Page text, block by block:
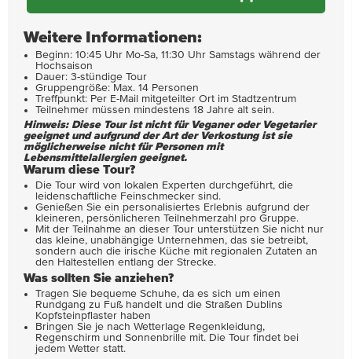
Weitere Informationen:
Beginn: 10:45 Uhr Mo-Sa, 11:30 Uhr Samstags während der
Hochsaison
Dauer: 3-stündige Tour
Gruppengröße: Max. 14 Personen
Treffpunkt: Per E-Mail mitgeteilter Ort im Stadtzentrum
Teilnehmer müssen mindestens 18 Jahre alt sein.
Hinweis: Diese Tour ist nicht für Veganer oder Vegetarier
geeignet und aufgrund der Art der Verkostung ist sie
möglicherweise nicht für Personen mit
Lebensmittelallergien geeignet.
Warum diese Tour?
Die Tour wird von lokalen Experten durchgeführt, die
leidenschaftliche Feinschmecker sind.
Genießen Sie ein personalisiertes Erlebnis aufgrund der
kleineren, persönlicheren Teilnehmerzahl pro Gruppe.
Mit der Teilnahme an dieser Tour unterstützen Sie nicht nur
das kleine, unabhängige Unternehmen, das sie betreibt,
sondern auch die irische Küche mit regionalen Zutaten an
den Haltestellen entlang der Strecke.
Was sollten Sie anziehen?
Tragen Sie bequeme Schuhe, da es sich um einen
Rundgang zu Fuß handelt und die Straßen Dublins
Kopfsteinpflaster haben
Bringen Sie je nach Wetterlage Regenkleidung,
Regenschirm und Sonnenbrille mit. Die Tour findet bei
jedem Wetter statt.